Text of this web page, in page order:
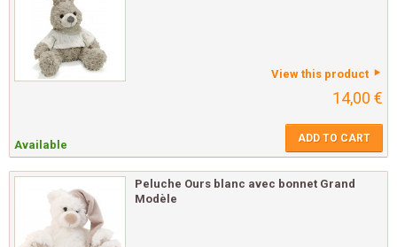
View this product
14,00 €
Available ADD TO CART
Peluche Ours blanc avec bonnet Grand
Modèle